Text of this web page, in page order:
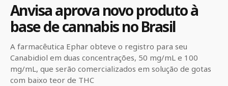
Anvisa aprova novo produto à
base de cannabis no Brasil
A farmacêutica Ephar obteve o registro para seu
Canabidiol em duas concentrações, 50 mg/mL e 100
mg/mL, que serão comercializados em solução de gotas
com baixo teor de THC